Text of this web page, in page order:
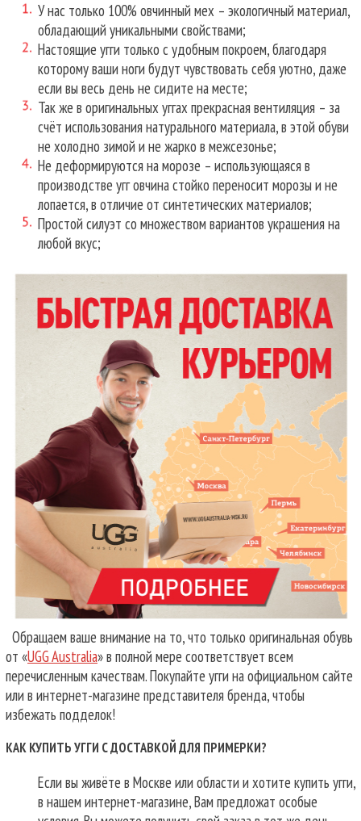
У нас только 100% овчинный мех – экологичный материал,
обладающий уникальными свойствами;
Настоящие угги только с удобным покроем, благодаря
которому ваши ноги будут чувствовать себя уютно, даже
если вы весь день не сидите на месте;
Так же в оригинальных уггах прекрасная вентиляция – за
счёт использования натурального материала, в этой обуви
не холодно зимой и не жарко в межсезонье;
Не деформируются на морозе – использующаяся в
производстве угг овчина стойко переносит морозы и не
лопается, в отличие от синтетических материалов;
Простой силуэт со множеством вариантов украшения на
любой вкус;
Обращаем ваше внимание на то, что только оригинальная обувь
от «UGG Australia» в полной мере соответствует всем
перечисленным качествам. Покупайте угги на официальном сайте
или в интернет-магазине представителя бренда, чтобы
избежать подделок!
КАК КУПИТЬ УГГИ С ДОСТАВКОЙ ДЛЯ ПРИМЕРКИ?
Если вы живёте в Москве или области и хотите купить угги,
в нашем интернет-магазине, Вам предложат особые